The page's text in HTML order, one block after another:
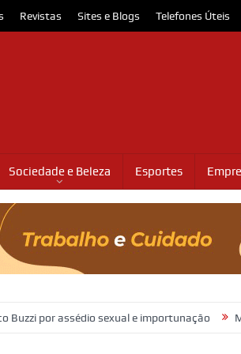
Revistas Sites e Blogs Telefones Úteis
Sociedade e Beleza Esportes
sexual e importunação Moradores